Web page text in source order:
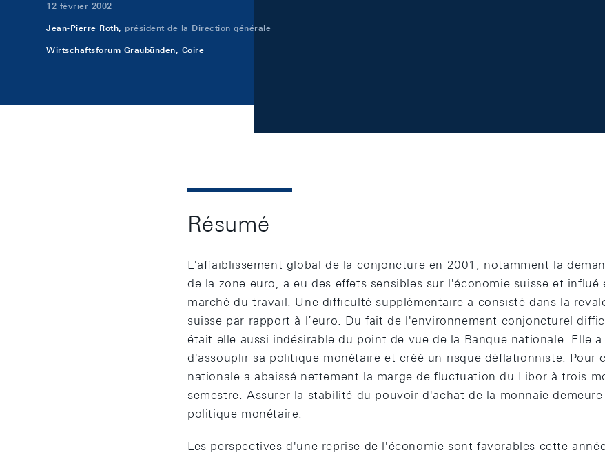
12 février 2002
Jean-Pierre Roth, président de la Direction générale
Wirtschaftsforum Graubünden, Coire
Résumé
L'affaiblissement global de la conjoncture en 2001, notamment la
de la zone euro, a eu des effets sensibles sur l'économie suisse et influé
marché du travail. Une difficulté supplémentaire a consisté dans la
suisse par rapport à l’euro. Du fait de l'environnement conjoncturel
était elle aussi indésirable du point de vue de la Banque nationale. Elle
d'assouplir sa politique monétaire et créé un risque déflationniste. Pour
nationale a abaissé nettement la marge de fluctuation du Libor à trois
semestre. Assurer la stabilité du pouvoir d'achat de la monnaie
politique monétaire.
Les perspectives d'une reprise de l'économie sont favorables cette